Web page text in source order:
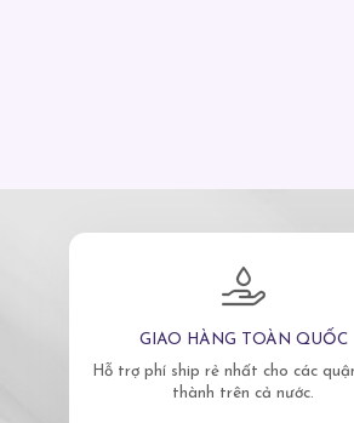
GIAO HÀNG TOÀN QUỐC
Hỗ trợ phí ship rẻ nhất cho các
thành trên cả nước.